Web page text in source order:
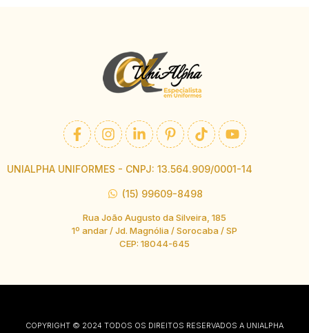
UNIALPHA UNIFORMES - CNPJ: 13.564.909/0001-14
(15) 99609-8498
Rua João Augusto da Silveira, 185
1º andar / Jd. Magnólia / Sorocaba / SP
CEP: 18044-645
COPYRIGHT © 2024 TODOS OS DIREITOS RESERVADOS A UNIALPHA